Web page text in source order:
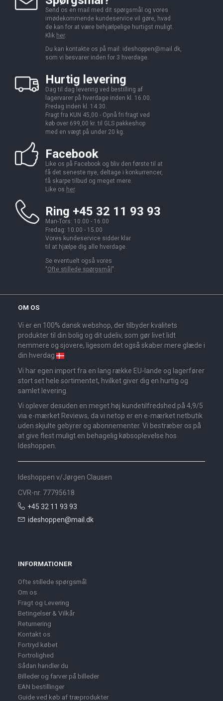
Send os en mail med dit spørgsmål og vores
imødekommende kundeservice vil gøre, hvad
de kan for at være behjælpelige hurtigst muligt.
Klik her.
Du kan kontakte os på mail: ideshoppen@mail.dk,
som vi besvarer inden for 3 hverdage.
Hurtig levering
Dag til dag levering ved bestilling af
lagervarer på hverdage inden kl. 16.00.
Fredag inden kl. 14.30.
Fragt fra KUN 45,00 - Opnå fri fragt ved
køb over 699,00 kr. til GLS pakkeshop
med en vægt på under 20 kg.
Facebook
Like os på Facebook og bliv den første til at
få det seneste nye, deltage i konkurrencer,
få skarpe tilbud og meget mere.
Like os her.
Ring +45 32 11 93 93
Man-Tors: 10.00 - 16.00
Fredag: 10.00 - 15.00
Vores kundeservice sidder klar
til at hjælpe dig alle hverdage.
Se eventuelt også vores
"Ofte stillede spørgsmål ".
OM OS
Vi er en 100% dansk webshop, der tilbyder kvalitets
produkter til din bolig og dit udeliv, som gør livet lidt
nemmere og sjovere, ligesom det også skaber mere glæde i
din hverdag
Vi har egen import fra en lang række EU-lande og lagerfører
stort set hele sortimentet, hvilket giver dig en hurtig og
samlet levering.
Vi oplever desuden en meget høj kundetilfredshed på 4,9/5
via e-mærket Reviews, da vi netop er en e-mærket netbutik
uden skjulte gebyrer og abonnementer. Vi bestræber os på
at give flest muligt en behagelig købsoplevelse hos
Ideshoppen.
Ideshoppen v/Jørgen Clausen
CVR-nr. 77795618
+45 32 11 93 93
ideshoppen@mail.dk
INFORMATIONER
Ofte stillede spørgsmål
Om os
Fragt og Levering
Betingelser & Vilkår
Returnering
Kontakt os
Fortryd købet
Fortrolighed
Sådan handler du
Billeder og farver på billeder
EAN bestillinger
Guide ved køb af træprodukter